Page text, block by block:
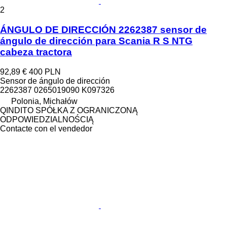
2
ÁNGULO DE DIRECCIÓN 2262387 sensor de
ángulo de dirección para Scania R S NTG
cabeza tractora
92,89 € 400 PLN
Sensor de ángulo de dirección
2262387 0265019090 K097326
Polonia, Michałów
QINDITO SPÓŁKA Z OGRANICZONĄ
ODPOWIEDZIALNOŚCIĄ
Contacte con el vendedor